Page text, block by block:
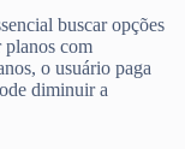
buscar opções
planos com
o usuário paga
diminuir a